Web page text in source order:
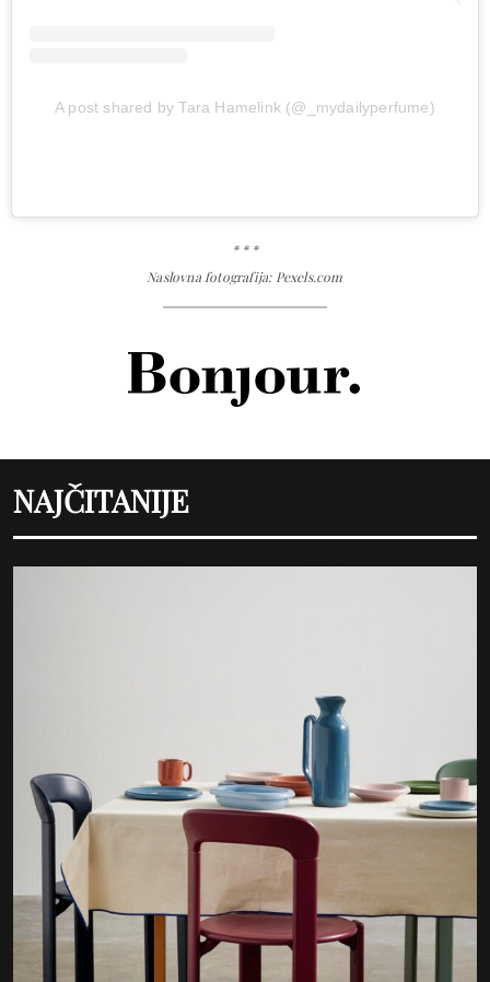
A post shared by Tara Hamelink (@_mydailyperfume)
* * *
Naslovna fotografija: Pexels.com
NAJČITANIJE